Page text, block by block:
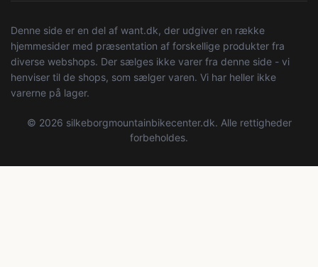
Denne side er en del af want.dk, der udgiver en række
hjemmesider med præsentation af forskellige produkter fra
diverse webshops. Der sælges ikke varer fra denne side - vi
henviser til de shops, som sælger varen. Vi har heller ikke
varerne på lager.
© 2026 silkeborgmountainbikecenter.dk. Alle rettigheder
forbeholdes.